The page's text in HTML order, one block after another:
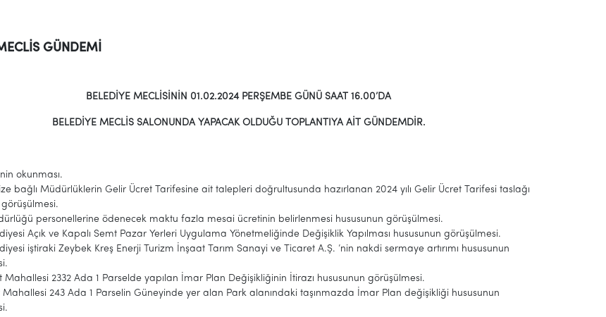
GÜNDEMİ
BELEDİYE MECLİSİNİN 01.02.2024 PERŞEMBE GÜNÜ SAAT 16.00’DA
BELEDİYE MECLİS SALONUNDA YAPACAK OLDUĞU TOPLANTIYA AİT GÜNDEMDİR.
okunması.
bağlı Müdürlüklerin Gelir Ücret Tarifesine ait talepleri doğrultusunda hazırlanan 2024 yılı Gelir Ücret Tarifesi taslağı
personellerine ödenecek maktu fazla mesai ücretinin belirlenmesi hususunun görüşülmesi.
Açık ve Kapalı Semt Pazar Yerleri Uygulama Yönetmeliğinde Değişiklik Yapılması hususunun görüşülmesi.
iştiraki Zeybek Kreş Enerji Turizm İnşaat Tarım Sanayi ve Ticaret A.Ş. ’nin nakdi sermaye artırımı hususunun
Mahallesi 2332 Ada 1 Parselde yapılan İmar Plan Değişikliğinin İtirazı hususunun görüşülmesi.
Mahallesi 243 Ada 1 Parselin Güneyinde yer alan Park alanındaki taşınmazda İmar Plan değişikliği hususunun